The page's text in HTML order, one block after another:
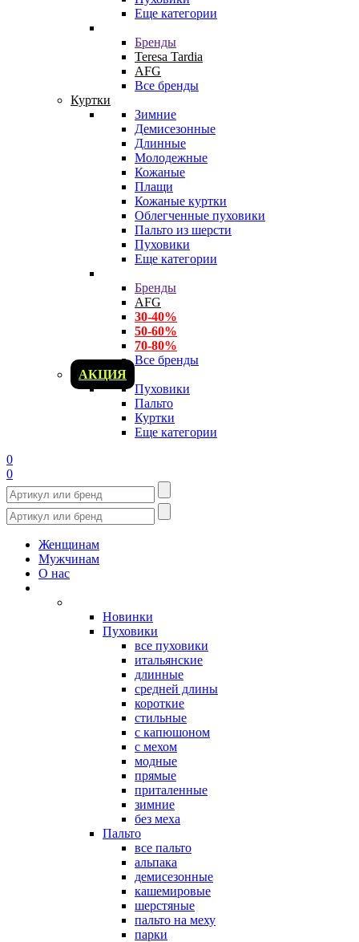
Еще категории
Бренды
Teresa Tardia
AFG
Все бренды
Куртки
Зимние
Демисезонные
Длинные
Молодежные
Кожаные
Плащи
Кожаные куртки
Облегченные пуховики
Пальто из шерсти
Пуховики
Еще категории
Бренды
AFG
30-40%
50-60%
70-80%
Все бренды
АКЦИЯ
Пуховики
Пальто
Куртки
Еще категории
0
0
Женщинам
Мужчинам
О нас
Новинки
Пуховики
все пуховики
итальянские
длинные
средней длины
короткие
стильные
с капюшоном
с мехом
модные
прямые
приталенные
зимние
без меха
Пальто
все пальто
альпака
демисезонные
кашемировые
шерстяные
пальто на меху
парки